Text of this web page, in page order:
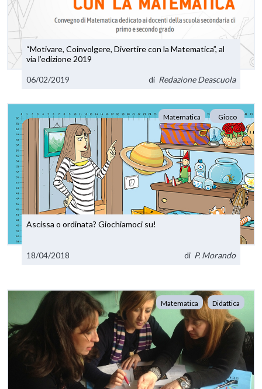
“Motivare, Coinvolgere, Divertire con la Matematica”, al
via l’edizione 2019
06/02/2019 di Redazione Deascuola
Matematica Gioco
Ascissa o ordinata? Giochiamoci su!
18/04/2018 di P. Morando
Matematica Didattica